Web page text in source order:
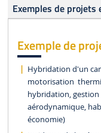
Exemples de projets
Exemple de
Hybridation d'un
motorisation
hybridation,
aérodynamique,
économie)